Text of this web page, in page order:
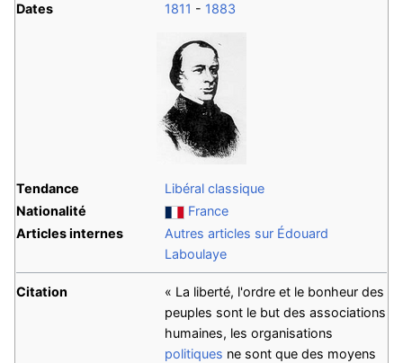
Dates 1811 - 1883
Tendance
Libéral classique
Nationalité
France
Articles internes
Autres articles sur Édouard
Laboulaye
Citation
« La liberté, l'ordre et le bonheur des
peuples sont le but des associations
humaines, les organisations
politiques ne sont que des moyens